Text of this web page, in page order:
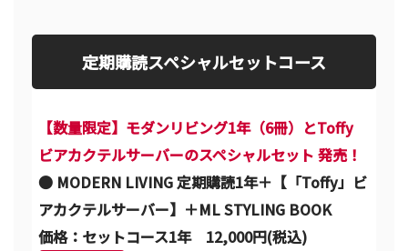
定期購読スペシャルセットコース
【数量限定】モダンリビング1年（6冊）とToffy
ビアカクテルサーバーのスペシャルセット 発売！
● MODERN LIVING 定期購読1年＋【「Toffy」ビ
アカクテルサーバー】＋ML STYLING BOOK
価格：セットコース1年 12,000円(税込)